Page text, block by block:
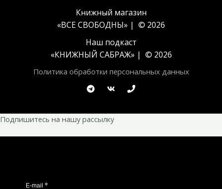
Книжный магазин
«ВСЕ СВОБОДНЫ» | © 2026
Наш подкаст
«КНИЖНЫЙ САБРАЖ» | © 2026
Политика обработки персональных данных
Подпишитесь на нашу рассылку
E-mail *